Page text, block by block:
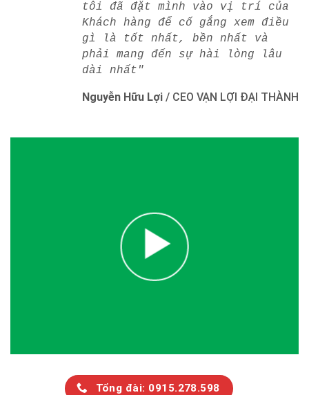
tôi đã đặt mình vào vị trí của
Khách hàng để cố gắng xem điều
gì là tốt nhất, bền nhất và
phải mang đến sự hài lòng lâu
dài nhất"
Nguyễn Hữu Lợi / CEO VẠN LỢI ĐẠI THÀNH
Tổng đài: 0915.278.598